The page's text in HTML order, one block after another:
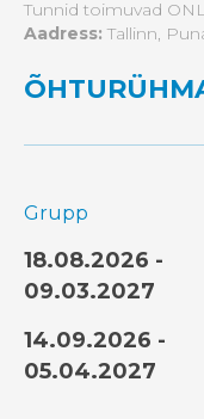
Tunnid toimuvad
Aadress: Tallinn,
Grupp
18.08.2026 -
09.03.2027
14.09.2026 -
05.04.2027